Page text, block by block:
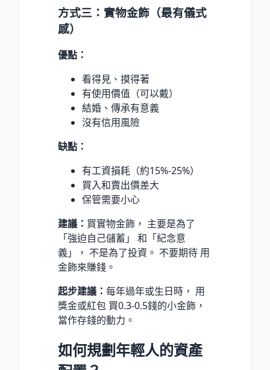
方式三：實物金飾（最有儀式
感）
優點：
看得見、摸得著
有使用價值（可以戴）
結婚、傳承有意義
沒有信用風險
缺點：
有工資損耗（約15%-25%）
買入和賣出價差大
保管需要小心
建議： 買實物金飾， 主要是為了
「強迫自己儲蓄」 和「紀念意
義」， 不是為了投資。 不要期待 用
金飾來賺錢。
起步建議： 每年過年或生日時， 用
獎金或紅包 買0.3-0.5錢的小金飾，
當作存錢的動力。
如何規劃年輕人的資產